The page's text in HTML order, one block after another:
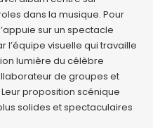
dans la musique. Pour
sur un spectacle
visuelle qui travaille
lumière du célèbre
de groupes et
proposition scénique
solides et spectaculaires